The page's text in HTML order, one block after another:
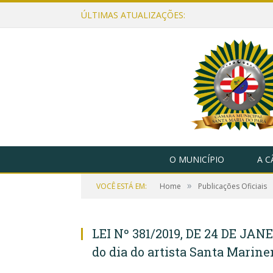
ÚLTIMAS ATUALIZAÇÕES:
O MUNICÍPIO A
VOCÊ ESTÁ EM: Home » Publicações Oficiais
LEI Nº 381/2019, DE 24 DE
do dia do artista Santa